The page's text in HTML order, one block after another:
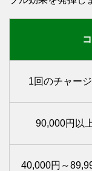
1回のチャー
90,000円以
40,000円～